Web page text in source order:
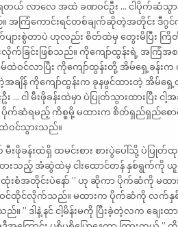
တယ် လာလေ အထဲ ခဏဝင်ဦး … ငါပိုက်ဆံသွာ
အကြံကောင်းရင်တစ်ချက်ဆိုတဲ့အတိုင်း ဒီဂွ
ားစွဲတာပဲ ဟုလည်း စိတ်ထဲမှ တွေးမိပြီး က
လိုက်ခြင်းဖြစ်သည်။ ကိုကျော်ထွန်းရဲ့ အက
ထဲဝင်လာပြီး ကိုကျော်ထွန်းတို့ အိမ်ရှေ့ခန်
ချိန် ကိုကျော်ထွန်းက ခုနဖွင်ထားတဲ့ အိမ်
… ငါ မီးဖိုခန်းထဲမှာ ပဲပြုတ်သွားထားပြီး
ပိုက်ဆံရမည့် ကိစ္စမို့ မထားက စိတ်ရှည်ရှည်စ
ထဲဝင်သွားသည်။
မီးဖိုခန်းထဲရှိ ထမင်းစား စားပွဲပေါ်သို့
သည့် အံဆွဲထဲမှ ငါးထောင်တန် နှစ်ရွက်ကို ယူက
းစံအတိုင်းပဲနော် ” ဟု ဆိုကာ ပိုက်ဆံကို မထ
င်ထိုင်လိုက်သည်။ မထားက ပိုက်ဆံကို လက်နှစ်ဖက်
သည်။ ” ဒါနဲ့ နင် ငါ့မိန်းမကို ပြီးခဲ့တဲ့လက ချ